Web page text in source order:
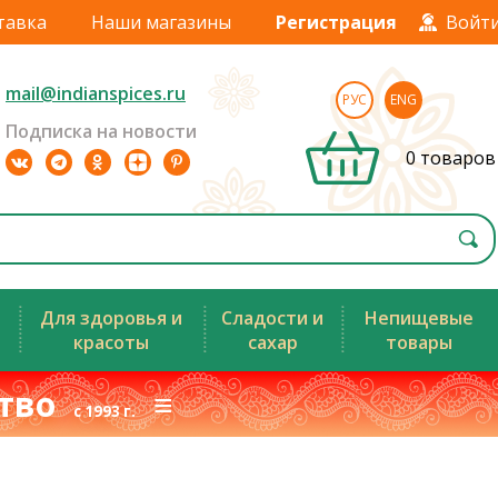
Наши магазины Регистрация
mail@indianspices.ru
Подписка на новости
РУС ENG
0 товаров
Для здоровья и
красоты
Сладости и
сахар
Непищевые
товары
с 1993 г.≡